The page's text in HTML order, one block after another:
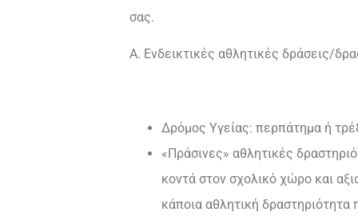
σας.
Α. Ενδεικτικές αθλητικές δράσεις/
Δρόμος Υγείας: περπάτημα ή
«Πράσινες» αθλητικές
κοντά στον σχολικό χώρο και
κάποια αθλητική